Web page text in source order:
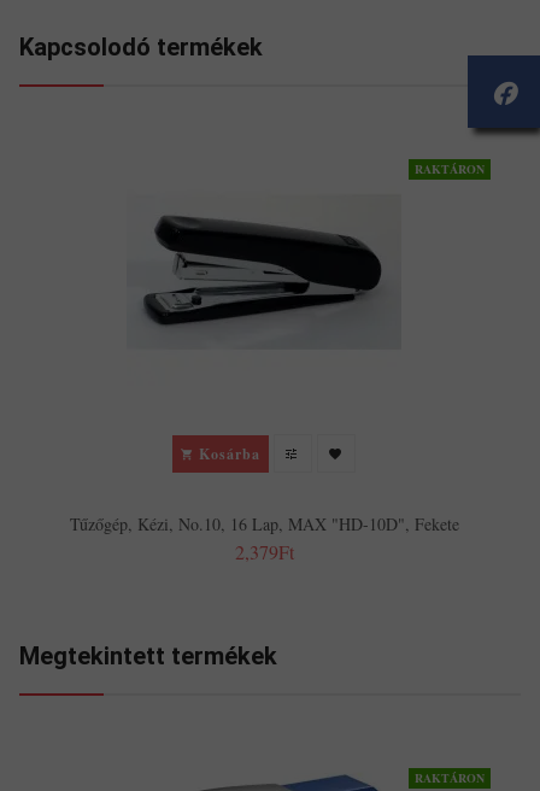
Kapcsolodó termékek
RAKTÁRON
Kosárba
Tűzőgép, Kézi, No.10, 16 Lap, MAX "HD-10D", Fekete
2,379Ft
Megtekintett termékek
RAKTÁRON